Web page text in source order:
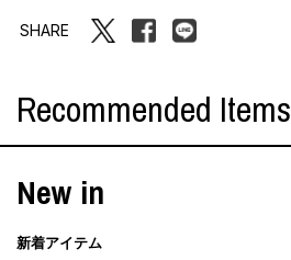
SHARE
Recommended Items
New in
新着アイテム